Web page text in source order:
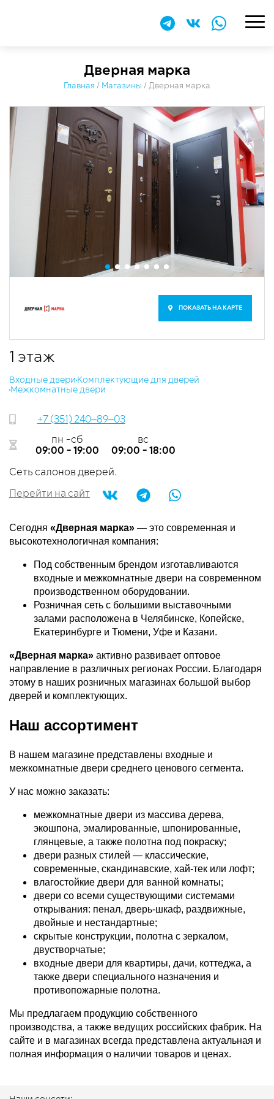
Дверная марка
Главная / Магазины /Дверная марка
ПОКАЗАТЬ НА КАРТЕ
1 этаж
Входные двери ​Комплектующие для дверей
Межкомнатные двери
+7 (351) 240‒89‒03
пн -сб
09:00 - 19:00
вс
09:00 - 18:00
​Сеть салонов дверей.
Перейти на сайт
Сегодня «Дверная марка» — это современная и
высокотехнологичная компания:
Под собственным брендом изготавливаются
входные и межкомнатные двери на современном
производственном оборудовании.
Розничная сеть с большими выставочными
залами расположена в Челябинске, Копейске,
Екатеринбурге и Тюмени, Уфе и Казани.
«Дверная марка» активно развивает оптовое
направление в различных регионах России. Благодаря
этому в наших розничных магазинах большой выбор
дверей и комплектующих.
Наш ассортимент
В нашем магазине представлены входные и
межкомнатные двери среднего ценового сегмента.
У нас можно заказать:
межкомнатные двери из массива дерева,
экошпона, эмалированные, шпонированные,
глянцевые, а также полотна под покраску;
двери разных стилей — классические,
современные, скандинавские, хай-тек или лофт;
влагостойкие двери для ванной комнаты;
двери со всеми существующими системами
открывания: пенал, дверь-шкаф, раздвижные,
двойные и нестандартные;
скрытые конструкции, полотна с зеркалом,
двустворчатые;
входные двери для квартиры, дачи, коттеджа, а
также двери специального назначения и
противопожарные полотна.
Мы предлагаем продукцию собственного
производства, а также ведущих российских фабрик. На
сайте и в магазинах всегда представлена актуальная и
полная информация о наличии товаров и ценах.